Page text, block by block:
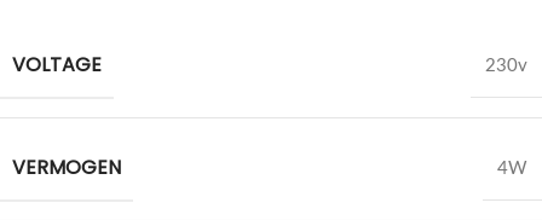
VOLTAGE 230v
VERMOGEN 4W